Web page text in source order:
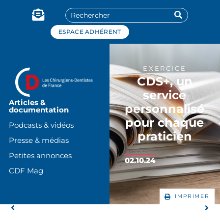
ESPACE ADHÉRENT
Articles &
documentation
Podcasts & vidéos
Presse & médias
Petites annonces
CDF Mag
EXERCICE
CDS+, un
service
personnalisé
pour chaque
praticien
IMPRIMER
02.10.24
Panneau de gestion des cookies